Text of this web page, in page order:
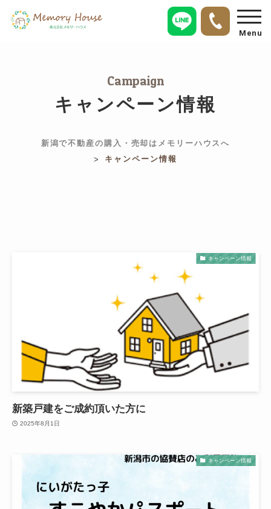
Menu
Campaign
キャンペーン情報
新潟で不動産の購入・売却はメモリーハウスへ
>
キャンペーン情報
キャンペーン情報
新築戸建をご成約頂いた方に
2025年8月1日
キャンペーン情報